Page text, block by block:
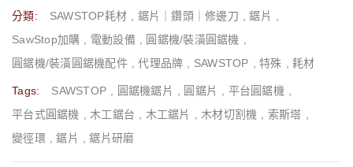
分類: SAWSTOP耗材 鋸片｜鑽頭｜修邊刀 ,鋸片
SawStop加購
電動設備 圓鋸機/裝潢圓鋸機
圓鋸機/裝潢圓鋸機配件
,代理品牌 SAWSTOP 特殊 耗材
Tags: SAWSTOP 圓鋸機鋸片 圓鋸片 平台圓鋸機
平台式圓鋸機
木工鋸台 木工鋸片 木材切割機 索斯塔
變徑環
,鋸片 ,鋸片研磨